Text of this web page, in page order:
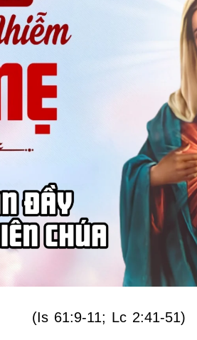
(Is 61:9-11; Lc 2:41-51)